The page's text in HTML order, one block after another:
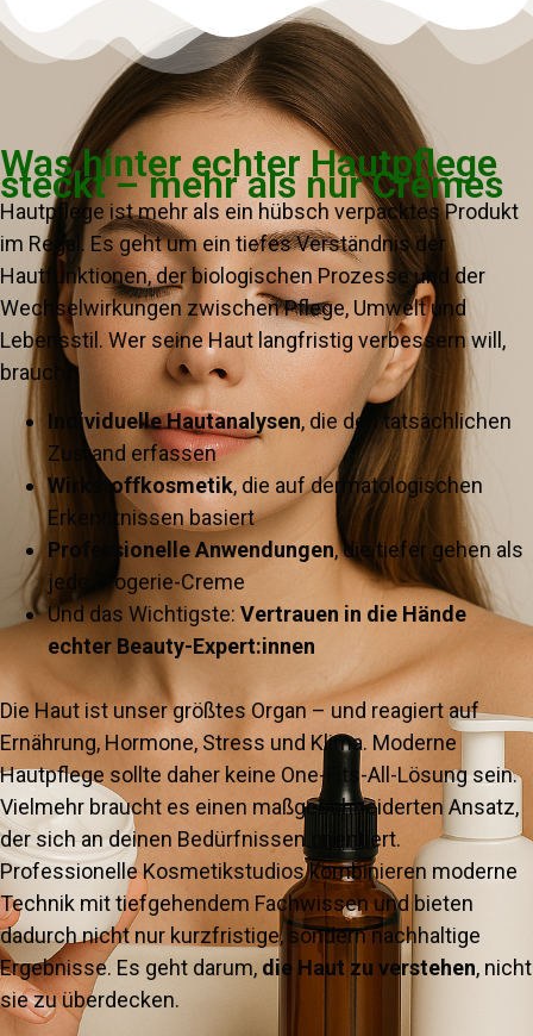
Was hinter echter Hautpflege
steckt – mehr als nur Cremes
Hautpflege ist mehr als ein hübsch verpacktes Produkt
im Regal. Es geht um ein tiefes Verständnis der
Hautfunktionen, der biologischen Prozesse und der
Wechselwirkungen zwischen Pflege, Umwelt und
Lebensstil. Wer seine Haut langfristig verbessern will,
braucht:
Individuelle Hautanalysen, die den tatsächlichen
Zustand erfassen
Wirkstoffkosmetik, die auf dermatologischen
Erkenntnissen basiert
Professionelle Anwendungen, die tiefer gehen als
jede Drogerie-Creme
Und das Wichtigste: Vertrauen in die Hände
echter Beauty-Expert:innen
Die Haut ist unser größtes Organ – und reagiert auf
Ernährung, Hormone, Stress und Klima. Moderne
Hautpflege sollte daher keine One-Fits-All-Lösung sein.
Vielmehr braucht es einen maßgeschneiderten Ansatz,
der sich an deinen Bedürfnissen orientiert.
Professionelle Kosmetikstudios kombinieren moderne
Technik mit tiefgehendem Fachwissen und bieten
dadurch nicht nur kurzfristige, sondern nachhaltige
Ergebnisse. Es geht darum, die Haut zu verstehen, nicht
sie zu überdecken.